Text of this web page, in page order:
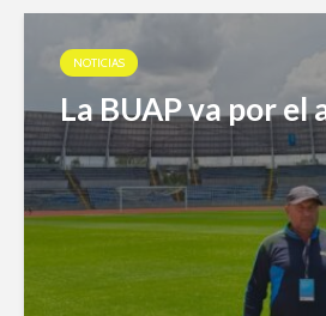
NOTICIAS
La BUAP va por el